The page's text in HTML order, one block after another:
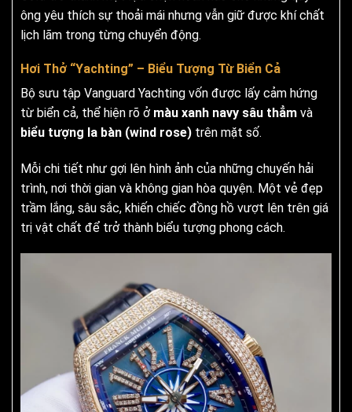
ông yêu thích sự thoải mái nhưng vẫn giữ được khí chất
lịch lãm trong từng chuyển động.
Hơi Thở “Yachting” – Biểu Tượng Từ Biển Cả
Bộ sưu tập Vanguard Yachting vốn được lấy cảm hứng
từ biển cả, thể hiện rõ ở màu xanh navy sâu thẳm và
biểu tượng la bàn (wind rose) trên mặt số.
Mỗi chi tiết như gợi lên hình ảnh của những chuyến hải
trình, nơi thời gian và không gian hòa quyện. Một vẻ đẹp
trầm lắng, sâu sắc, khiến chiếc đồng hồ vượt lên trên giá
trị vật chất để trở thành biểu tượng phong cách.